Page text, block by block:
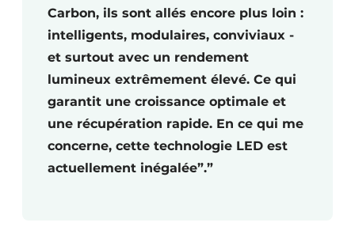
Carbon, ils sont allés encore plus loin :
intelligents, modulaires, conviviaux -
et surtout avec un rendement
lumineux extrêmement élevé. Ce qui
garantit une croissance optimale et
une récupération rapide. En ce qui me
concerne, cette technologie LED est
actuellement inégalée”.”